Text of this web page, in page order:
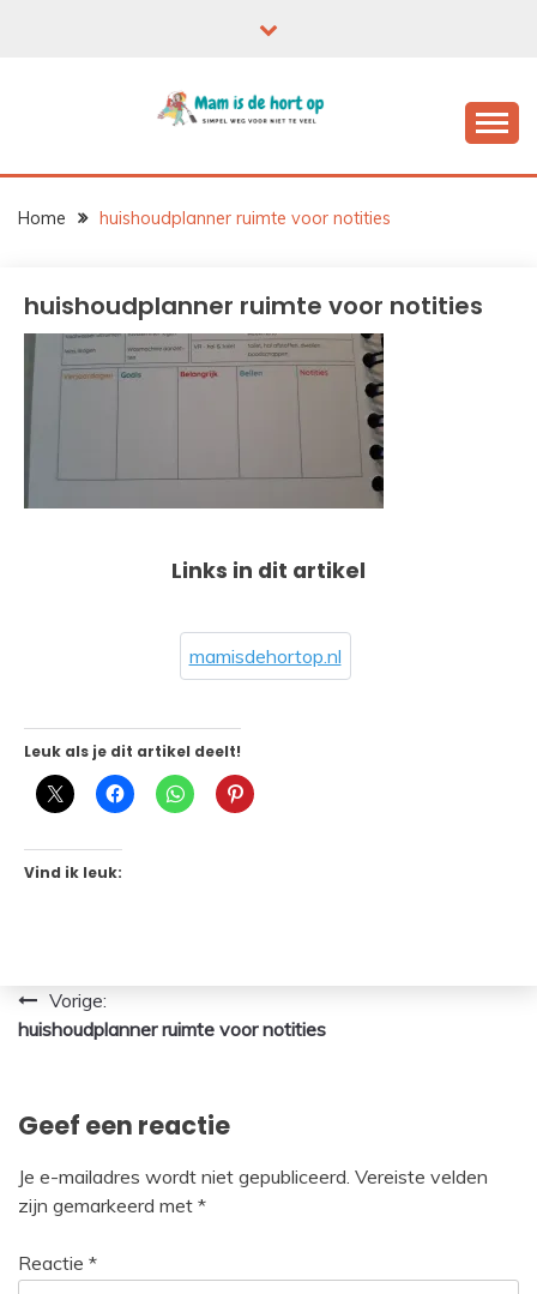
Home huishoudplanner ruimte voor notities
huishoudplanner ruimte voor notities
Links in dit artikel
mamisdehortop.nl
Leuk als je dit artikel deelt!
Vind ik leuk:
Bericht
navigatie
Vorige:
huishoudplanner ruimte voor notities
Geef een reactie
Je e-mailadres wordt niet gepubliceerd. Vereiste velden
zijn gemarkeerd met *
Reactie *